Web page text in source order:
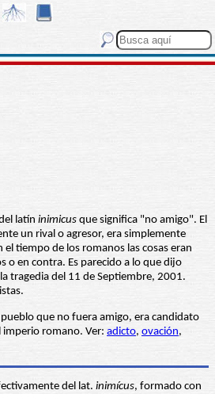
latín inimicus que significa "no amigo". El
un rival o agresor, era simplemente
el tiempo de los romanos las cosas eran
o en contra. Es parecido a lo que dijo
tragedia del 11 de Septiembre, 2001.
que no fuera amigo, era candidato
imperio romano. Ver: adicto, ovación,
del lat. inimícus, formado con